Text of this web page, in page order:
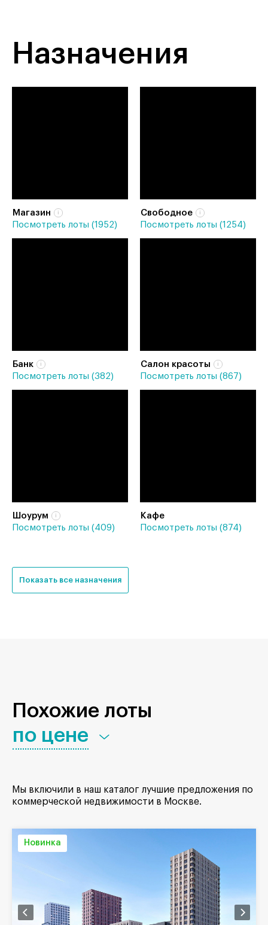
Назначения
Магазин
Посмотреть лоты (1952)
Свободное
Посмотреть лоты (1254)
Банк
Посмотреть лоты (382)
Салон красоты
Посмотреть лоты (867)
Шоурум
Посмотреть лоты (409)
Кафе
Посмотреть лоты (874)
Показать все назначения
Похожие лоты
по цене
Мы включили в наш каталог лучшие предложения по
коммерческой недвижимости в Москве.
Новинка